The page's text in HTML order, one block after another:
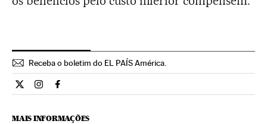
Receba o boletim do EL PAÍS América.
Economia El País Brasil en Twitter
Economia El País Brasil en Instagram
Economia El País Brasil en Facebook
MAIS INFORMAÇÕES